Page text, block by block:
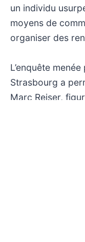
un individu
moyens de
organiser des
L’enquête
Strasbourg a
Marc Reiser,